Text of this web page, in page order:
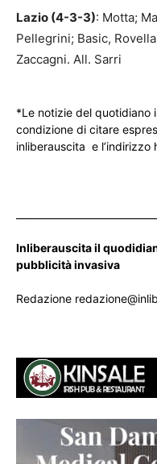
Lazio (4-3-3): Motta;
Pellegrini; Basic,
Zaccagni. All. Sarri
*Le notizie del quotidiano
condizione di citare
inliberauscita e
Inliberauscita il
pubblicità invasiva
Redazione